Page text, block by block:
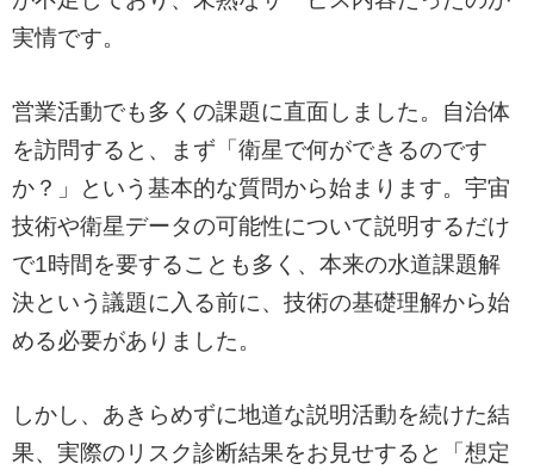
実情です。
営業活動でも多くの課題に直面しました。自治体
を訪問すると、まず「衛星で何ができるのです
か？」という基本的な質問から始まります。宇宙
技術や衛星データの可能性について説明するだけ
で1時間を要することも多く、本来の水道課題解
決という議題に入る前に、技術の基礎理解から始
める必要がありました。
しかし、あきらめずに地道な説明活動を続けた結
果、実際のリスク診断結果をお見せすると「想定